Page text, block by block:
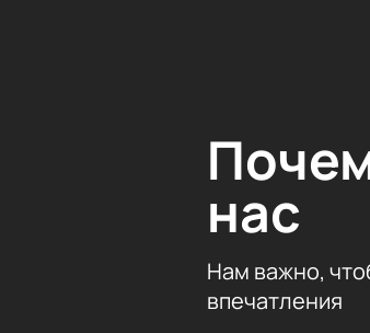
Билеты на
Купить билеты
просто через наш
Удобная
Оплата
Можно
Цена зависит от
яркому
нас
Нам важно,
впечатления